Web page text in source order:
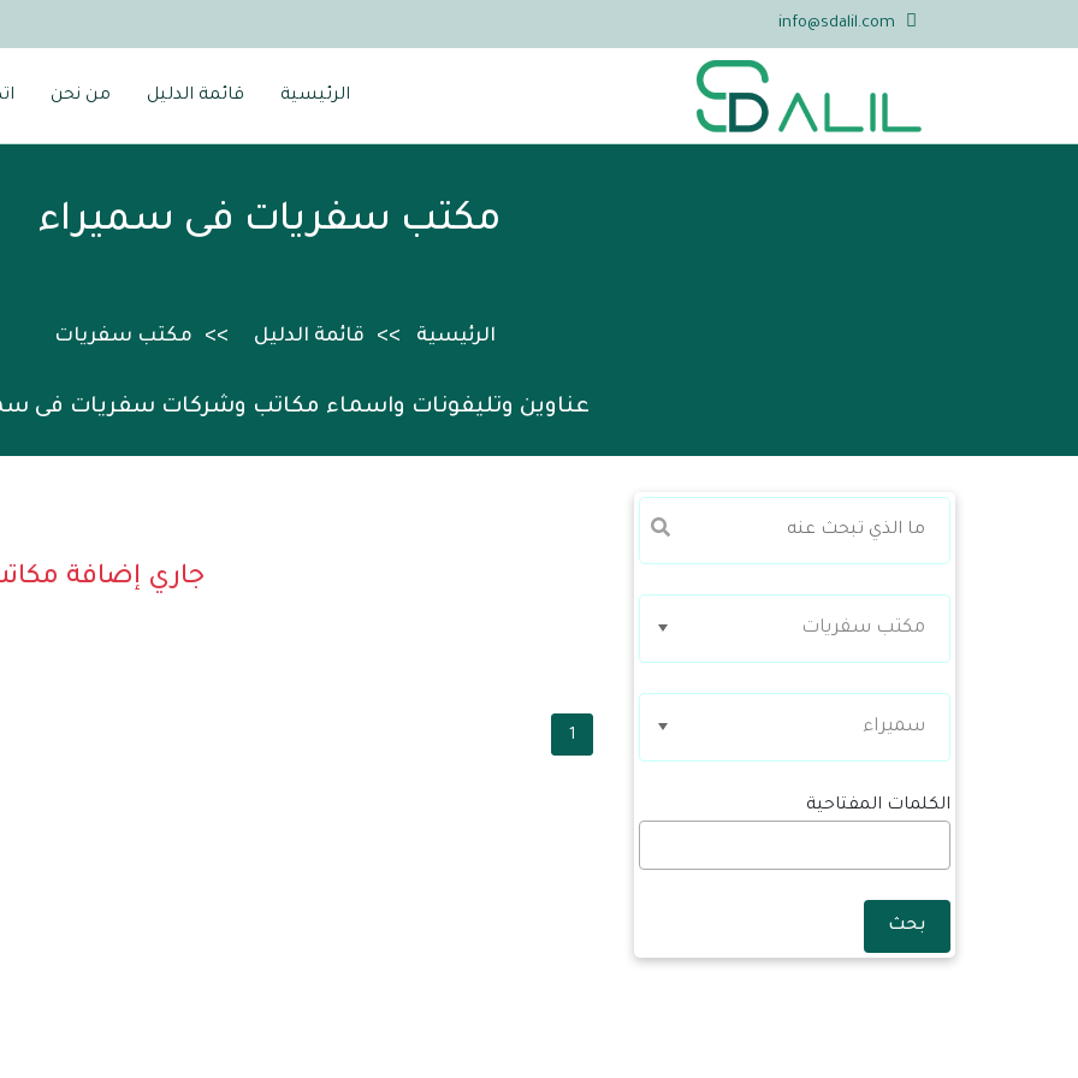
info@sdalil.com
الرئيسية قائمة الدليل من نحن
مكتب سفريات فى سميراء
الرئيسية قائمة الدليل مكتب سفريات
عناوين وتليفونات واسماء مكاتب وشركات سفريات فى
مكتب سفريات
سميراء
الكلمات المفتاحية
بحث
جاري إضافة
1